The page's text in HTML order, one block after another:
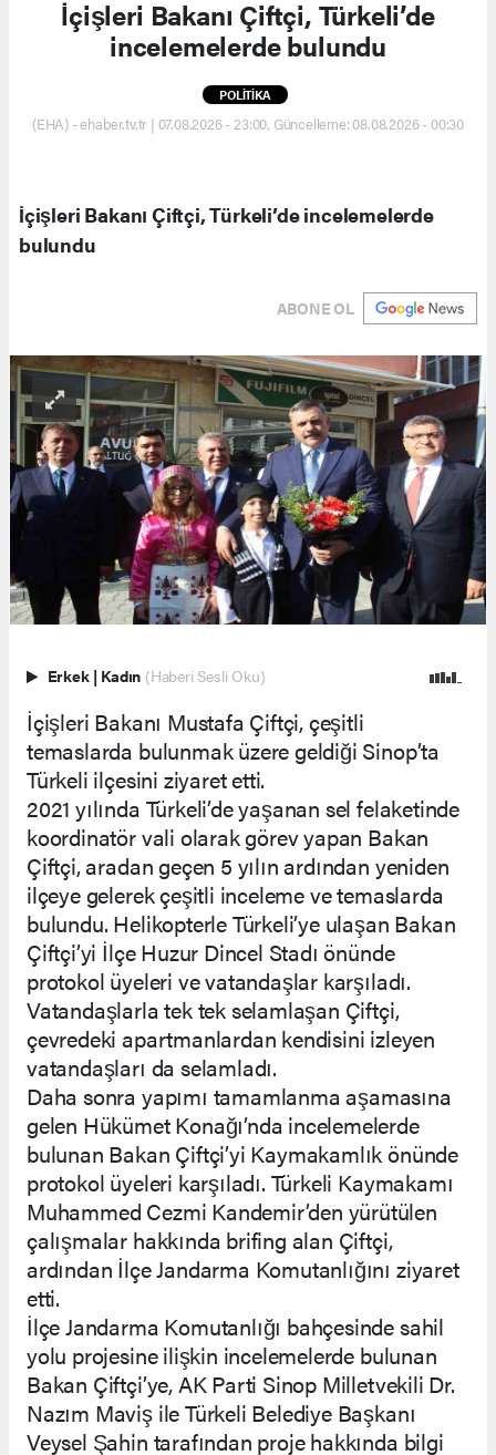
İçişleri Bakanı Çiftçi, Türkeli’de
incelemelerde bulundu
POLİTİKA
(EHA) - ehaber.tv.tr | 07.08.2026 - 23:00, Güncelleme: 08.08.2026 - 00:30
İçişleri Bakanı Çiftçi, Türkeli’de incelemelerde
bulundu
ABONE OL
Erkek | Kadın (Haberi Sesli Oku)
İçişleri Bakanı Mustafa Çiftçi, çeşitli
temaslarda bulunmak üzere geldiği Sinop’ta
Türkeli ilçesini ziyaret etti.
2021 yılında Türkeli’de yaşanan sel felaketinde
koordinatör vali olarak görev yapan Bakan
Çiftçi, aradan geçen 5 yılın ardından yeniden
ilçeye gelerek çeşitli inceleme ve temaslarda
bulundu. Helikopterle Türkeli’ye ulaşan Bakan
Çiftçi’yi İlçe Huzur Dincel Stadı önünde
protokol üyeleri ve vatandaşlar karşıladı.
Vatandaşlarla tek tek selamlaşan Çiftçi,
çevredeki apartmanlardan kendisini izleyen
vatandaşları da selamladı.
Daha sonra yapımı tamamlanma aşamasına
gelen Hükümet Konağı’nda incelemelerde
bulunan Bakan Çiftçi’yi Kaymakamlık önünde
protokol üyeleri karşıladı. Türkeli Kaymakamı
Muhammed Cezmi Kandemir’den yürütülen
çalışmalar hakkında brifing alan Çiftçi,
ardından İlçe Jandarma Komutanlığını ziyaret
etti.
İlçe Jandarma Komutanlığı bahçesinde sahil
yolu projesine ilişkin incelemelerde bulunan
Bakan Çiftçi’ye, AK Parti Sinop Milletvekili Dr.
Nazım Maviş ile Türkeli Belediye Başkanı
Veysel Şahin tarafından proje hakkında bilgi